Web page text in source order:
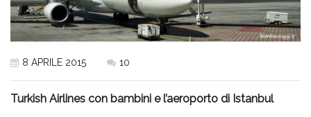
8 APRILE 2015 10
Turkish Airlines con bambini e l’aeroporto di Istanbul